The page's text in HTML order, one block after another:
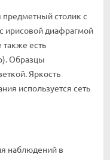
предметный столик с
ирисовой диафрагмой
есть
Образцы
Яркость
используется сеть
наблюдений в